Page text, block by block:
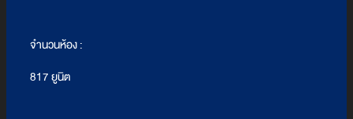
จำนวนห้อง :
817 ยูนิต